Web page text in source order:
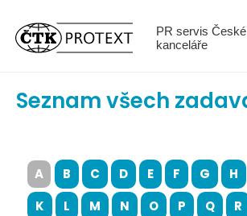
PR servis
kanceláře
Seznam všech
A B C D E F G H
K
L M N O P Q R